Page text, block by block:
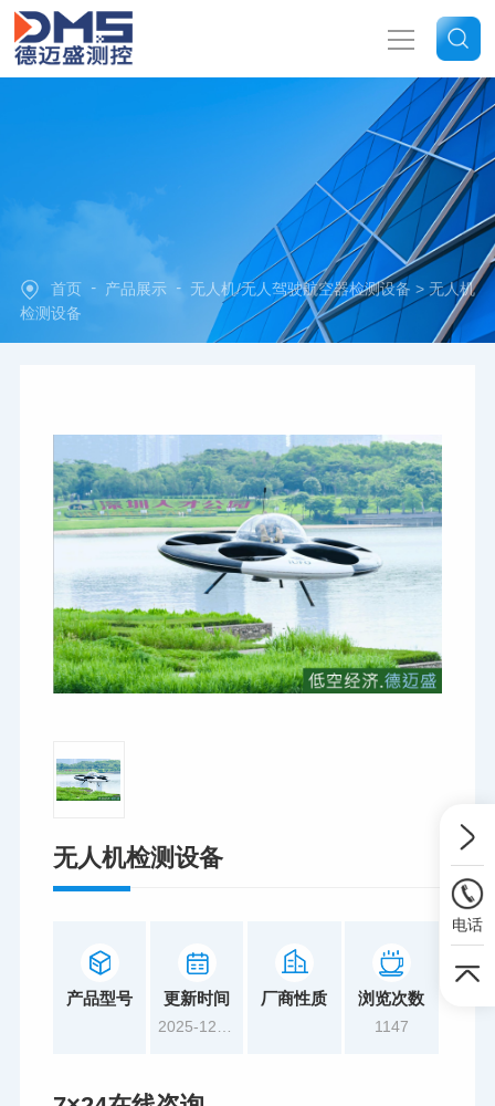
产品中心
新闻中心
联系我们
首页 - 产品展示 - 无人机/无人驾驶航空器检测设备 > 无人机
检测设备
无人机检测设备
产品型号 更新时间 厂商性质 浏览次数
1147
电话